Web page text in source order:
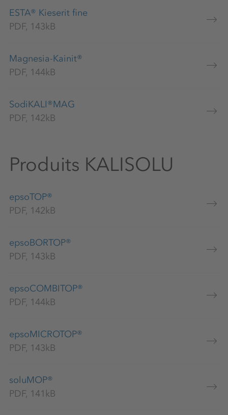
ESTA® Kieserit fine
PDF, 143kB
Magnesia-Kainit®
PDF, 144kB
SodiKALI®MAG
PDF, 142kB
Produits KALISOLU
epsoTOP®
PDF, 142kB
epsoBORTOP®
PDF, 143kB
epsoCOMBITOP®
PDF, 144kB
epsoMICROTOP®
PDF, 143kB
soluMOP®
PDF, 141kB